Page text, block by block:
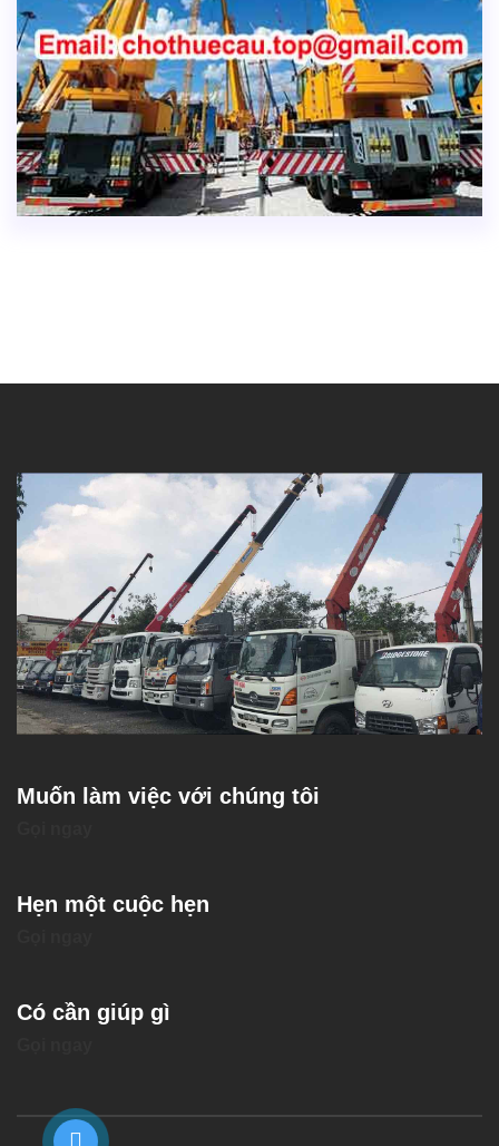
Muốn làm việc với chúng tôi
Hẹn một cuộc hẹn
Có cần giúp gì